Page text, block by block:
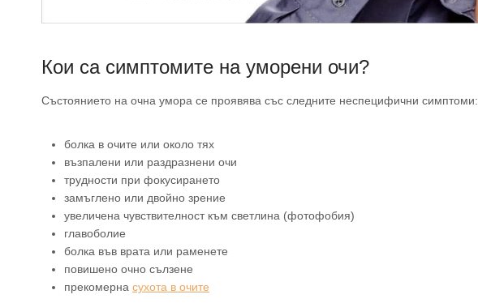
Кои са симптомите на уморени очи?
Състоянието на очна умора се проявява със следните неспецифични симптоми:
болка в очите или около тях
възпалени или раздразнени очи
трудности при фокусирането
замъглено или двойно зрение
увеличена чувствителност към светлина (фотофобия)
главоболие
болка във врата или раменете
повишено очно сълзене
прекомерна сухота в очите